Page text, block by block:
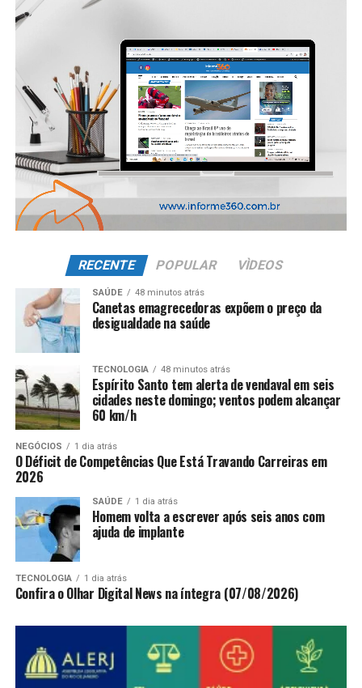
RECENTE POPULAR VÌDEOS
SAÚDE 48 minutos atrás
Canetas emagrecedoras expõem o preço da
desigualdade na saúde
TECNOLOGIA 48 minutos atrás
Espírito Santo tem alerta de vendaval em seis
cidades neste domingo; ventos podem alcançar
60 km/h
NEGÓCIOS 1 dia atrás
O Déficit de Competências Que Está Travando Carreiras em
2026
SAÚDE 1 dia atrás
Homem volta a escrever após seis anos com
ajuda de implante
TECNOLOGIA 1 dia atrás
Confira o Olhar Digital News na íntegra (07/08/2026)